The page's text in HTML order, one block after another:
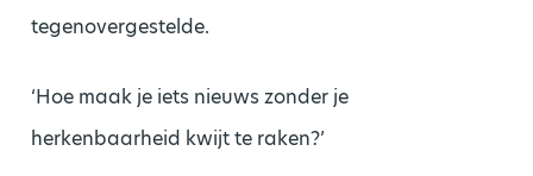
tegenovergestelde.
‘Hoe maak je iets nieuws zonder je
herkenbaarheid kwijt te raken?’